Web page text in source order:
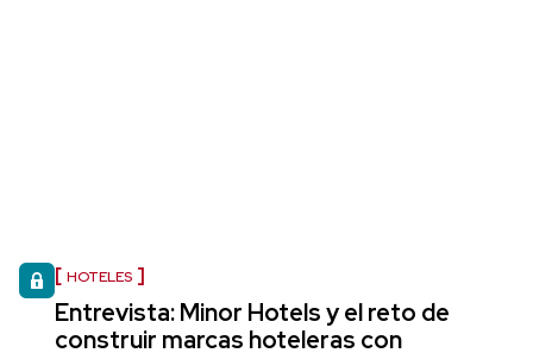
HOTELES
Entrevista: Minor Hotels y el reto de
construir marcas hoteleras con